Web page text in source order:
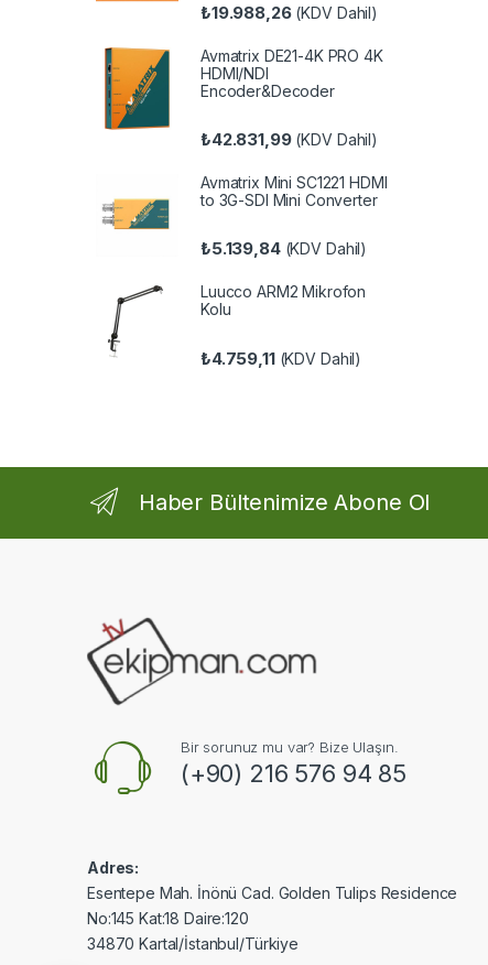
₺19.988,26(KDV Dahil)
Avmatrix DE21-4K PRO 4K
HDMI/NDI
Encoder&Decoder
₺42.831,99(KDV Dahil)
Avmatrix Mini SC1221 HDMI
to 3G-SDI Mini Converter
₺5.139,84(KDV Dahil)
Luucco ARM2 Mikrofon
Kolu
₺4.759,11(KDV Dahil)
Haber Bültenimize Abone Ol
Bir sorunuz mu var? Bize Ulaşın.
(+90) 216 576 94 85
Adres:
Esentepe Mah. İnönü Cad. Golden Tulips Residence
No:145 Kat:18 Daire:120
34870 Kartal/İstanbul/Türkiye